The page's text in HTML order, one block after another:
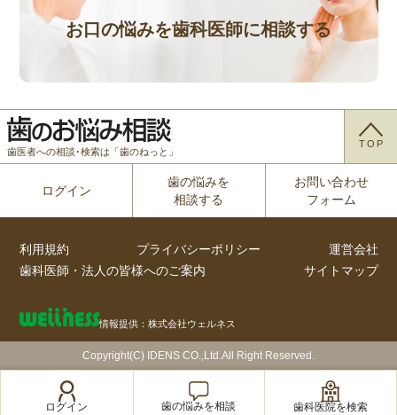
お口の悩みを歯科医師に相談する
歯医者への相談･検索は「歯のねっと」
TOP
ログイン
歯の悩みを
相談する
お問い合わせ
フォーム
利用規約 プライバシーポリシー
運営会社
歯科医師・法人の皆様へのご案内
サイトマップ
情報提供：株式会社ウェルネス
Copyright(C) IDENS CO.,Ltd.All Right Reserved.
ログイン 歯の悩みを相談 歯科医院を検索